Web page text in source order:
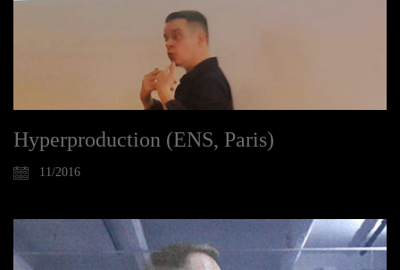
Hyperproduction (ENS, Paris)
11/2016